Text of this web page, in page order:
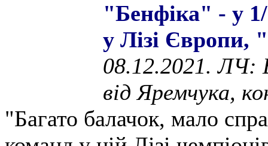
"Бенфіка" - у
у Лізі Європи,
08.12.2021. ЛЧ:
від Яремчука,
"Багато балачок, мало